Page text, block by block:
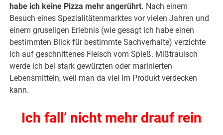
habe ich keine Pizza mehr angerührt. Nach einem
Besuch eines Spezialitätenmarktes vor vielen Jahren und
einem gruseligen Erlebnis (wie gesagt ich habe einen
bestimmten Blick für bestimmte Sachverhalte) verzichte
ich auf geschnittenes Fleisch vom Spieß. Mißtrauisch
werde ich bei stark gewürzten oder marinierten
Lebensmitteln, weil man da viel im Produkt verdecken
kann.
Ich fall’ nicht mehr drauf rein